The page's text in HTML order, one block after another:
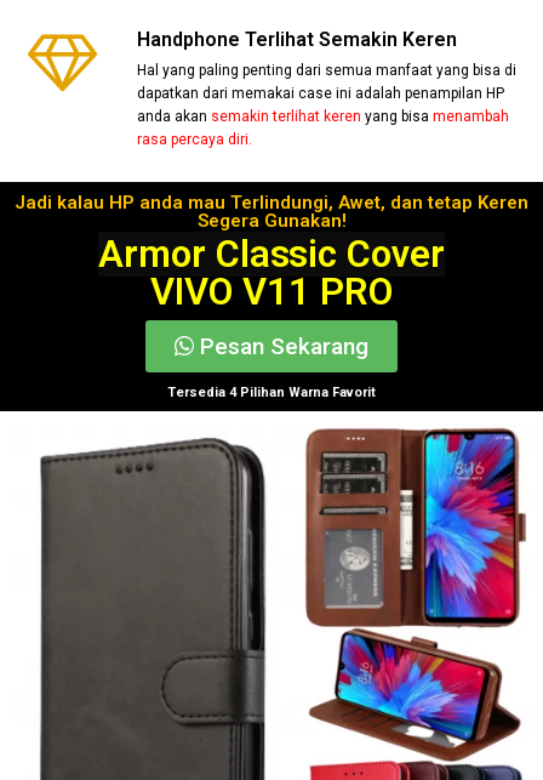
Handphone Terlihat Semakin Keren
Hal yang paling penting dari semua manfaat yang bisa di
dapatkan dari memakai case ini adalah penampilan HP
anda akan semakin terlihat keren yang bisamenambah
rasa percaya diri.
Jadi kalau HP anda mau Terlindungi, Awet, dan tetap Keren
Segera Gunakan!
Armor Classic Cover
VIVO V11 PRO
Pesan Sekarang
Tersedia 4 Pilihan Warna Favorit